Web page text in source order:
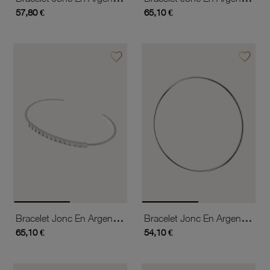
57,80 € 65,10 €
favorite_borderAjouter à vos favoris
Bracelet Jonc En Argent Rhodié Et Oxydes De Zirconium Serti Clos
65,10 €
favorite_borderAjouter
Bracelet Jonc En Argent Rhodié Fil Rond 1,8 Mm
54,10 €